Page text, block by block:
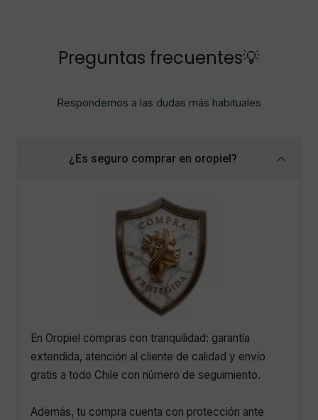
Preguntas frecuentes💡
Respondemos a las dudas más habituales
¿Es seguro comprar en oropiel?
En Oropiel compras con tranquilidad: garantía
extendida, atención al cliente de calidad y envío
gratis a todo Chile con número de seguimiento.
Además, tu compra cuenta con protección ante